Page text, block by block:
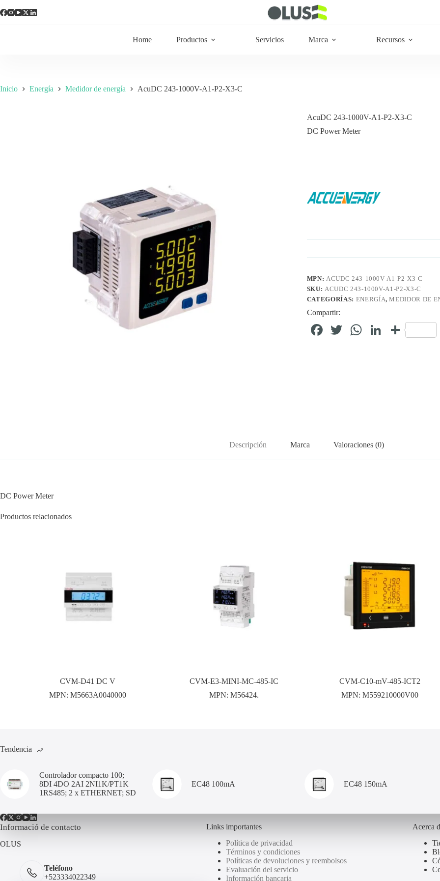
Home Productos Servicios Marca Recursos
Inicio Energía Medidor de energía AcuDC 243-1000V-A1-P2-X3-C
AcuDC 243-1000V-A1-P2-X3-C
DC Power Meter
MPN:ACUDC 243-1000V-A1-P2-X3-C
SKU:ACUDC 243-1000V-A1-P2-X3-C
CATEGORÍAS: ENERGÍA,MEDIDOR DE
Compartir:
Fa T
W
Li C
Descripción Marca Valoraciones (0)
DC Power Meter
Productos relacionados
CVM-D41 DC V
MPN:M5663A0040000
CVM-E3-MINI-MC-485-IC
MPN: M56424.
CVM-C10-mV-485-ICT2
MPN: M559210000V00
Tendencia
Controlador compacto 100;
8DI 4DO 2AI 2NI1K/PT1K
1RS485; 2 x ETHERNET; SD
EC48 100mA EC48 150mA
Informació de contacto
OLUS
Teléfono
+523334022349
Links importantes
Política de privacidad
Términos y condiciones
Políticas de devoluciones y reembolsos
Evaluación del servicio
Información bancaria
Acerca